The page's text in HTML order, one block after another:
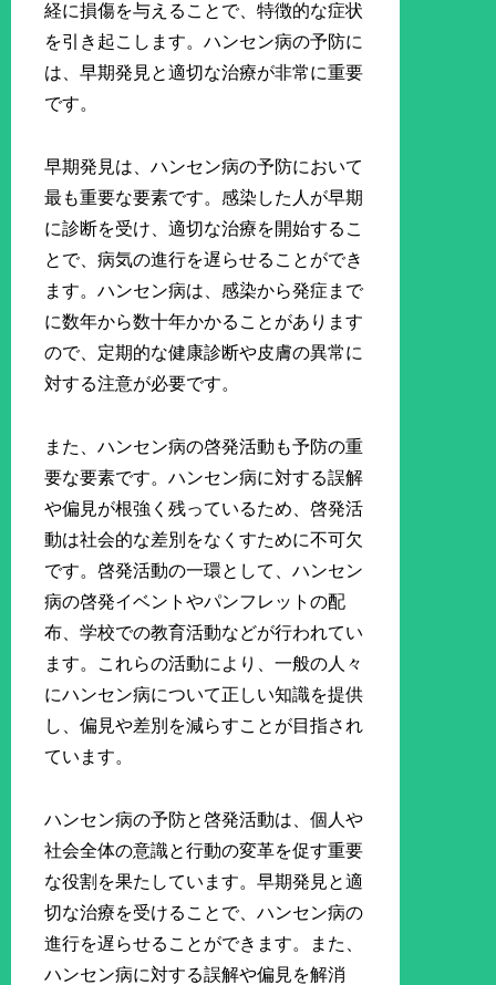
経に損傷を与えることで、特徴的な症状
を引き起こします。ハンセン病の予防に
は、早期発見と適切な治療が非常に重要
です。
早期発見は、ハンセン病の予防において
最も重要な要素です。感染した人が早期
に診断を受け、適切な治療を開始するこ
とで、病気の進行を遅らせることができ
ます。ハンセン病は、感染から発症まで
に数年から数十年かかることがあります
ので、定期的な健康診断や皮膚の異常に
対する注意が必要です。
また、ハンセン病の啓発活動も予防の重
要な要素です。ハンセン病に対する誤解
や偏見が根強く残っているため、啓発活
動は社会的な差別をなくすために不可欠
です。啓発活動の一環として、ハンセン
病の啓発イベントやパンフレットの配
布、学校での教育活動などが行われてい
ます。これらの活動により、一般の人々
にハンセン病について正しい知識を提供
し、偏見や差別を減らすことが目指され
ています。
ハンセン病の予防と啓発活動は、個人や
社会全体の意識と行動の変革を促す重要
な役割を果たしています。早期発見と適
切な治療を受けることで、ハンセン病の
進行を遅らせることができます。また、
ハンセン病に対する誤解や偏見を解消